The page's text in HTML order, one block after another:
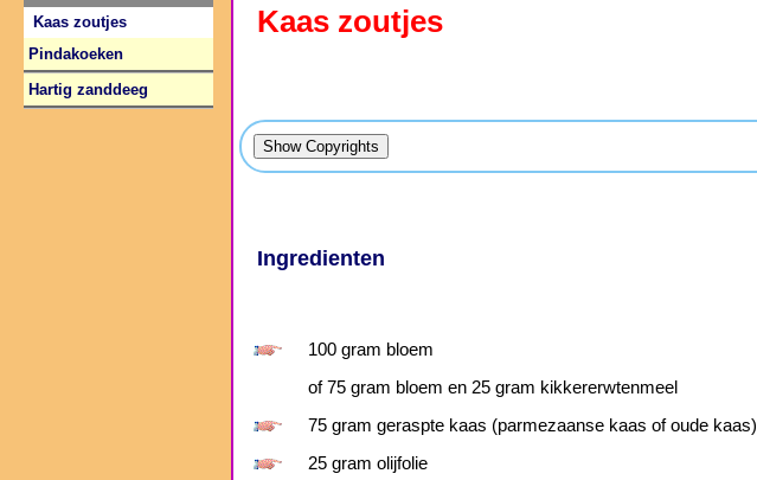
Kaas zoutjes
Ingredienten
100 gram bloem
of 75 gram bloem en 25 gram kikkererwtenmeel
75 gram geraspte kaas (parmezaanse kaas of oude kaas)
25 gram olijfolie
Kaas zoutjes
Pindakoeken
Hartig zanddeeg